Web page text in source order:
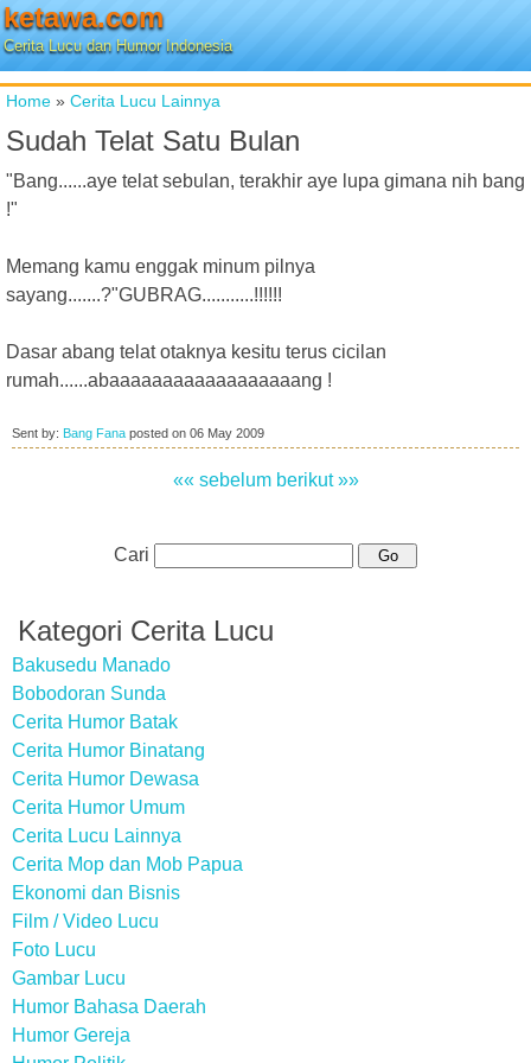
ketawa.com
Cerita Lucu dan Humor Indonesia
Home » Cerita Lucu Lainnya
Sudah Telat Satu Bulan
"Bang......aye telat sebulan, terakhir aye lupa gimana nih bang
!"
Memang kamu enggak minum pilnya
sayang.......?"GUBRAG...........!!!!!!
Dasar abang telat otaknya kesitu terus cicilan
rumah......abaaaaaaaaaaaaaaaaaang !
Sent by: Bang Fana posted on 06 May 2009
«« sebelum berikut »»
Cari
Kategori Cerita Lucu
Bakusedu Manado
Bobodoran Sunda
Cerita Humor Batak
Cerita Humor Binatang
Cerita Humor Dewasa
Cerita Humor Umum
Cerita Lucu Lainnya
Cerita Mop dan Mob Papua
Ekonomi dan Bisnis
Film / Video Lucu
Foto Lucu
Gambar Lucu
Humor Bahasa Daerah
Humor Gereja